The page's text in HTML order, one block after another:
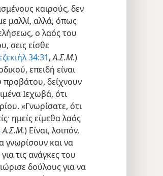
καιρούς, δεν
μαλλί, αλλά, όπως
ο λαός του
σεις είσθε
34:31,Α.Σ.Μ.)
επειδή είναι
προβάτου, δείχνουν
Ιεχωβά, ότι
«Γνωρίσατε, ότι
ημείς είμεθα λαός
Α.Σ.Μ.) Είναι, λοιπόν,
γνωρίσουν και να
τις ανάγκες του
δούλους για να